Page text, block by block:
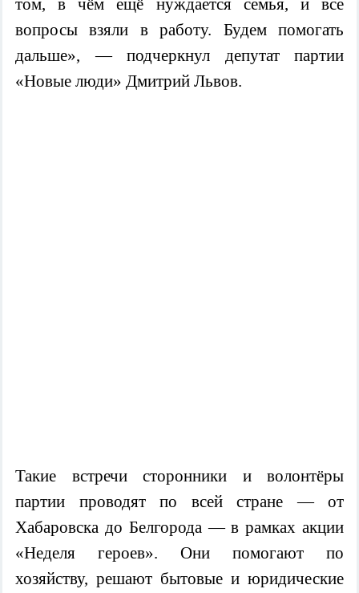
том, в чём ещё нуждается семья, и все
вопросы взяли в работу. Будем помогать
дальше», — подчеркнул депутат партии
«Новые люди» Дмитрий Львов.
Такие встречи сторонники и волонтёры
партии проводят по всей стране — от
Хабаровска до Белгорода — в рамках акции
«Неделя героев». Они помогают по
хозяйству, решают бытовые и юридические